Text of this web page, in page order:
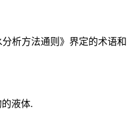
析方法通则》界定的术语和
液体.